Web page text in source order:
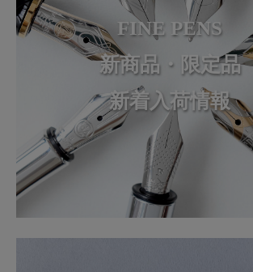
FINE PENS
新商品・限定品
新着入荷情報